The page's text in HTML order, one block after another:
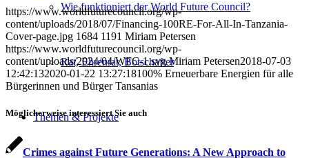
Wie funktioniert der World Future Council?
Rat, Ehrenrat, Botschafter
Themen & Projekte
https://www.worldfuturecouncil.org/wp-
content/uploads/2018/07/Financing-100RE-For-All-In-Tanzania-
Cover-page.jpg 1684 1191 Miriam Petersen
https://www.worldfuturecouncil.org/wp-
content/uploads/2024/04/WFC-1.svg Miriam Petersen2018-07-03
12:42:132020-01-22 13:27:18100% Erneuerbare Energien für alle
Bürgerinnen und Bürger Tansanias
Möglicherweise interessiert Sie auch
Crimes against Future Generations: A New Approach to